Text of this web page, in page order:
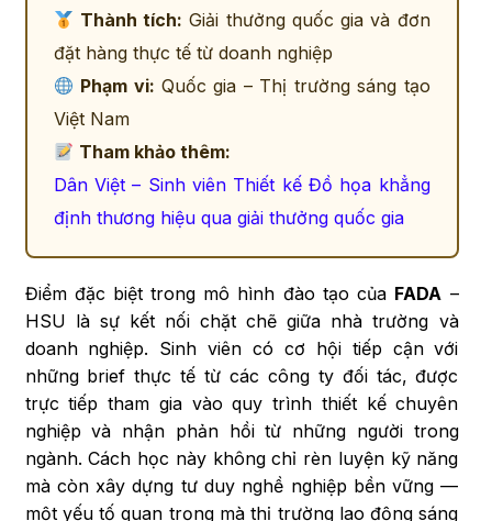
Thành tích: Giải thưởng quốc gia và đơn
đặt hàng thực tế từ doanh nghiệp
Phạm vi: Quốc gia – Thị trường sáng tạo
Việt Nam
Tham khảo thêm:
Dân Việt – Sinh viên Thiết kế Đồ họa khẳng
định thương hiệu qua giải thưởng quốc gia
Điểm đặc biệt trong mô hình đào tạo của FADA –
HSU là sự kết nối chặt chẽ giữa nhà trường và
doanh nghiệp. Sinh viên có cơ hội tiếp cận với
những brief thực tế từ các công ty đối tác, được
trực tiếp tham gia vào quy trình thiết kế chuyên
nghiệp và nhận phản hồi từ những người trong
ngành. Cách học này không chỉ rèn luyện kỹ năng
mà còn xây dựng tư duy nghề nghiệp bền vững —
một yếu tố quan trọng mà thị trường lao động sáng